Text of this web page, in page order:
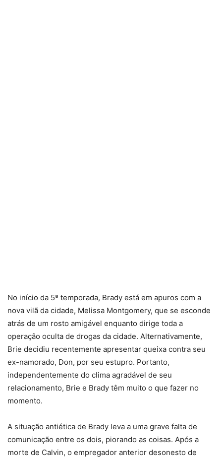
No início da 5ª temporada, Brady está em apuros com a
nova vilã da cidade, Melissa Montgomery, que se esconde
atrás de um rosto amigável enquanto dirige toda a
operação oculta de drogas da cidade. Alternativamente,
Brie decidiu recentemente apresentar queixa contra seu
ex-namorado, Don, por seu estupro. Portanto,
independentemente do clima agradável de seu
relacionamento, Brie e Brady têm muito o que fazer no
momento.
A situação antiética de Brady leva a uma grave falta de
comunicação entre os dois, piorando as coisas. Após a
morte de Calvin, o empregador anterior desonesto de